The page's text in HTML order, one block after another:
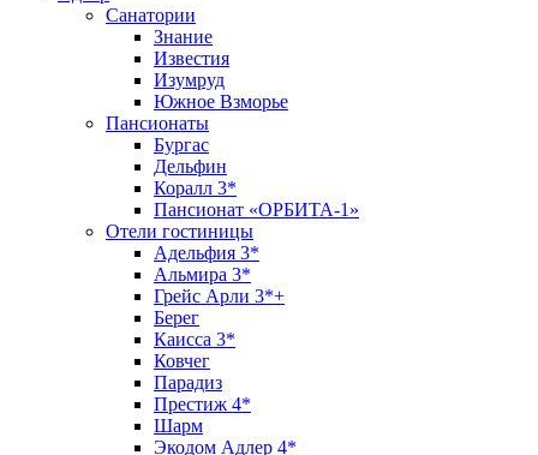
Санатории
Знание
Известия
Изумруд
Южное Взморье
Пансионаты
Бургас
Дельфин
Коралл 3*
Пансионат «ОРБИТА-1»
Отели гостиницы
Адельфия 3*
Альмира 3*
Грейс Арли 3*+
Берег
Каисса 3*
Ковчег
Парадиз
Престиж 4*
Шарм
Экодом Адлер 4*